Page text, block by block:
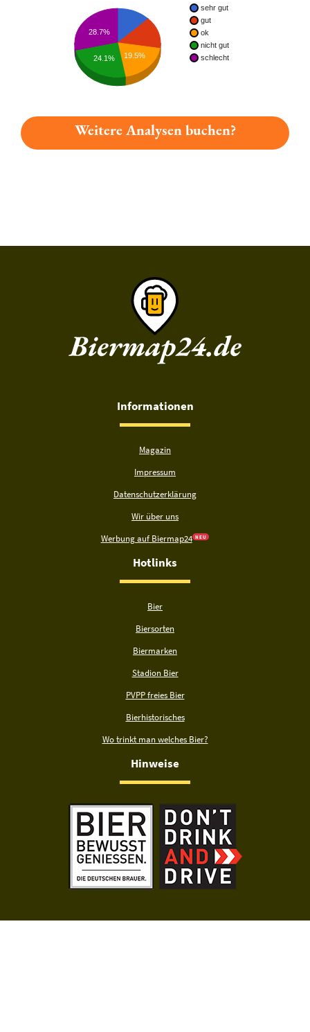
sehr gut
gut
ok
nicht gut
schlecht
19.5%
28.7%
24.1%
Weitere Analysen buchen?
Informationen
Magazin
Impressum
Datenschutzerklärung
Wir über uns
Werbung auf Biermap24 N E U
Hotlinks
Bier
Biersorten
Biermarken
Stadion Bier
PVPP freies Bier
Bierhistorisches
Wo trinkt man welches Bier?
Hinweise